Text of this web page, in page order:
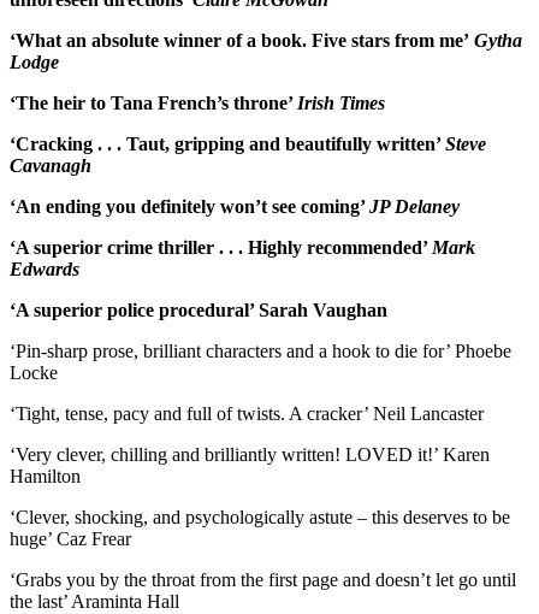
‘What an absolute winner of a book. Five stars from me’ Gytha
Lodge
‘The heir to Tana French’s throne’ Irish Times
‘Cracking . . . Taut, gripping and beautifully written’Steve
Cavanagh
‘An ending you definitely won’t see coming’JP Delaney
‘A superior crime thriller . . . Highly recommended’ Mark
Edwards
‘A superior police procedural’ Sarah Vaughan
‘Pin-sharp prose, brilliant characters and a hook to die for’ Phoebe
Locke
‘Tight, tense, pacy and full of twists. A cracker’ Neil Lancaster
‘Very clever, chilling and brilliantly written! LOVED it!’ Karen
Hamilton
‘Clever, shocking, and psychologically astute – this deserves to be
huge’ Caz Frear
‘Grabs you by the throat from the first page and doesn’t let go until
the last’ Araminta Hall